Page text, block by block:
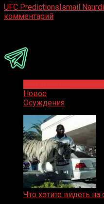
UFC PredictionsIsmail
комментарий
Новое
Осуждения
Что хотите видеть на